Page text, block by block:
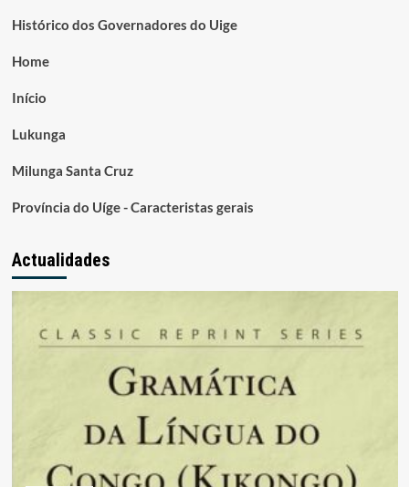
Histórico dos Governadores do Uige
Home
Início
Lukunga
Milunga Santa Cruz
Província do Uíge - Caracteristas gerais
Actualidades